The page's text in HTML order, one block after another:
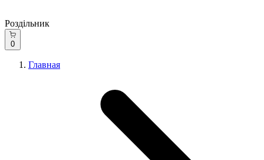
Роздільник
0
Главная